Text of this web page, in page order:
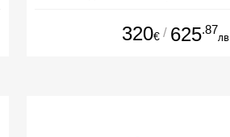
320€ / 625.87
лв.